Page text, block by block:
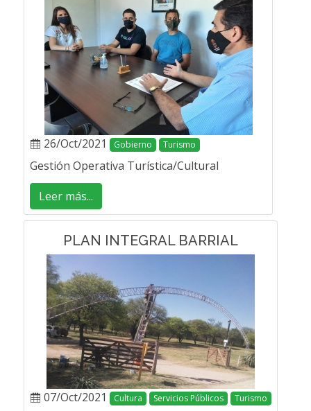
26/Oct/2021 Gobierno Turismo
Gestión Operativa Turística/Cultural
Leer más...
PLAN INTEGRAL BARRIAL
07/Oct/2021 Cultura Servicios Públicos Turismo